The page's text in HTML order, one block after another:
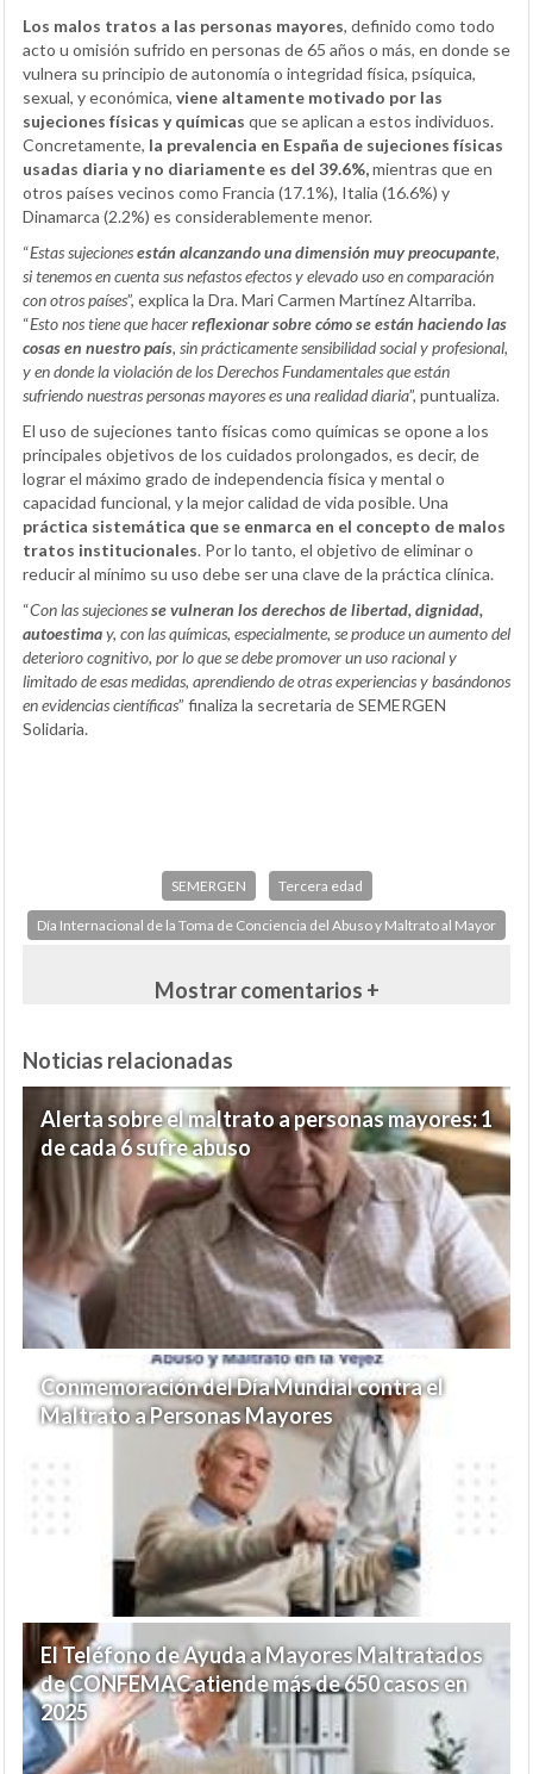
Los malos tratos a las personas mayores, definido como todo
acto u omisión sufrido en personas de 65 años o más, en donde se
vulnera su principio de autonomía o integridad física, psíquica,
sexual, y económica, viene altamente motivado por las
sujeciones físicas y químicas que se aplican a estos individuos.
Concretamente, la prevalencia en España de sujeciones físicas
usadas diaria y no diariamente es del 39.6%,mientras que en
otros países vecinos como Francia (17.1%), Italia (16.6%) y
Dinamarca (2.2%) es considerablemente menor.
“Estas sujecionesestán alcanzando una dimensión muy preocupante,
si tenemos en cuenta sus nefastos efectos y elevado uso en comparación
con otros países”, explica la Dra. Mari Carmen Martínez Altarriba.
“Esto nos tiene que hacerreflexionar sobre cómo se están haciendo las
cosas en nuestro país, sin prácticamente sensibilidad social y profesional,
y en donde la violación de los Derechos Fundamentales que están
sufriendo nuestras personas mayores es una realidad diaria”, puntualiza.
El uso de sujeciones tanto físicas como químicas se opone a los
principales objetivos de los cuidados prolongados, es decir, de
lograr el máximo grado de independencia física y mental o
capacidad funcional, y la mejor calidad de vida posible. Una
práctica sistemática que se enmarca en el concepto de malos
tratos institucionales. Por lo tanto, el objetivo de eliminar o
reducir al mínimo su uso debe ser una clave de la práctica clínica.
“Con las sujecionesse vulneran los derechos de libertad, dignidad,
autoestimay, con las químicas, especialmente, se produce un aumento del
deterioro cognitivo, por lo que se debe promover un uso racional y
limitado de esas medidas, aprendiendo de otras experiencias y basándonos
en evidencias científicas” finaliza la secretaria de SEMERGEN
Solidaria.
SEMERGEN Tercera edad
Día Internacional de la Toma de Conciencia del Abuso y Maltrato al Mayor
Mostrar comentarios +
Noticias relacionadas
Alerta sobre el maltrato a personas mayores: 1
de cada 6 sufre abuso
Conmemoración del Día Mundial contra el
Maltrato a Personas Mayores
El Teléfono de Ayuda a Mayores Maltratados
de CONFEMAC atiende más de 650 casos en
2025